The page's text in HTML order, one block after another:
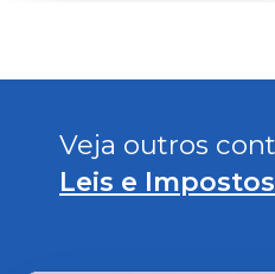
Leis e Impostos